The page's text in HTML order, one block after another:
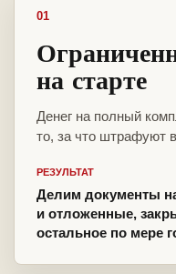
01
на старте
Денег на полный
то, за что штрафуют
РЕЗУЛЬТАТ
Делим документы
и отложенные,
остальное по мере